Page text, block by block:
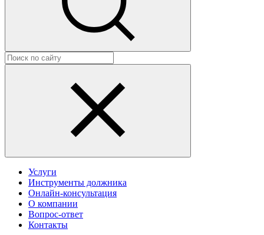
Услуги
Инструменты должника
Онлайн-консультация
О компании
Вопрос-ответ
Контакты